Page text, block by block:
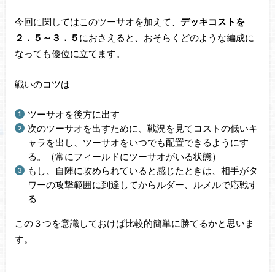
今回に関してはこのツーサオを加えて、 デッキコストを
２．５～３．５ におさえると、おそらくどのような編成に
なっても優位に立てます。
戦いのコツは
ツーサオを後方に出す
次のツーサオを出すために、戦況を見てコストの低いキ
ャラを出し、ツーサオをいつでも配置できるようにす
る。（常にフィールドにツーサオがいる状態）
もし、自陣に攻められていると感じたときは、相手がタ
ワーの攻撃範囲に到達してからルダー、ルメルで応戦す
る
この３つを意識しておけば比較的簡単に勝てるかと思いま
す。